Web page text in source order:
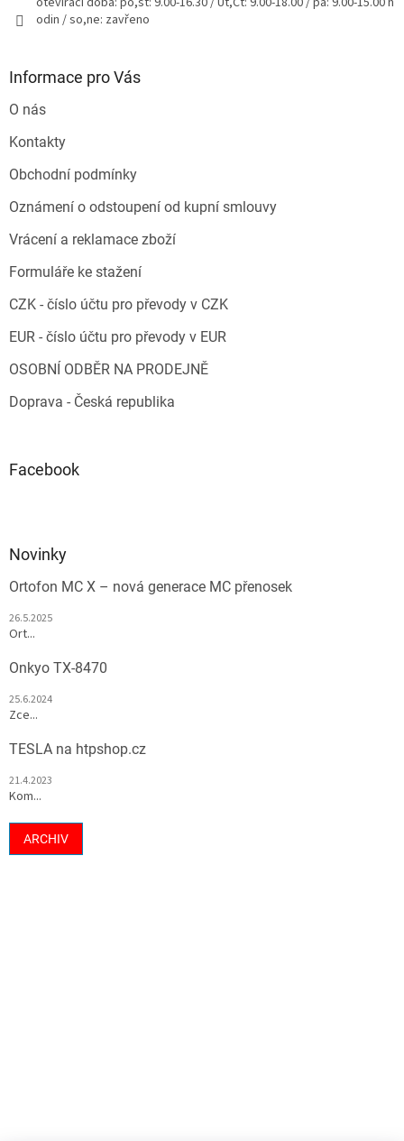
odin / so,ne: zavřeno
Informace pro Vás
O nás
Kontakty
Obchodní podmínky
Oznámení o odstoupení od kupní smlouvy
Vrácení a reklamace zboží
Formuláře ke stažení
CZK - číslo účtu pro převody v CZK
EUR - číslo účtu pro převody v EUR
OSOBNÍ ODBĚR NA PRODEJNĚ
Doprava - Česká republika
Facebook
Novinky
Ortofon MC X – nová generace MC přenosek
26.5.2025
Ort...
Onkyo TX-8470
25.6.2024
Zce...
TESLA na htpshop.cz
21.4.2023
Kom...
ARCHIV